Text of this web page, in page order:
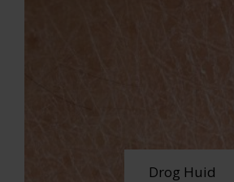
Drog Huid